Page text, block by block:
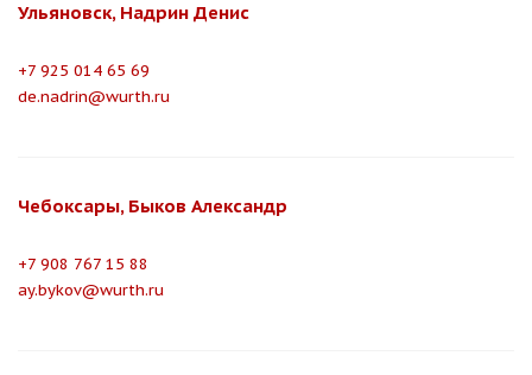
Ульяновск, Надрин Денис
+7 925 014 65 69
de.nadrin@wurth.ru
Чебоксары, Быков Александр
+7 908 767 15 88
ay.bykov@wurth.ru